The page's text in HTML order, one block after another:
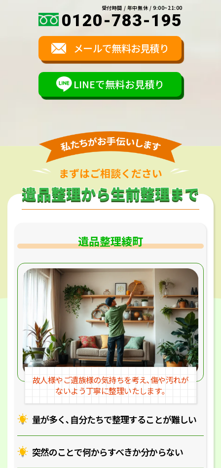
受付時間 / 年中無休 / 9:00~21:00
0120-783-195
メールで無料お見積り
LINEで無料お見積り
まずはご相談ください
遺品整理から生前整理まで
遺品整理から生前整理まで
遺品整理綾町
量が多く､自分たちで整理することが難しい
突然のことで何からすべきか分からない
故人様やご遺族様の気持ちを考え､傷や汚れが
ないよう丁寧に整理いたします｡